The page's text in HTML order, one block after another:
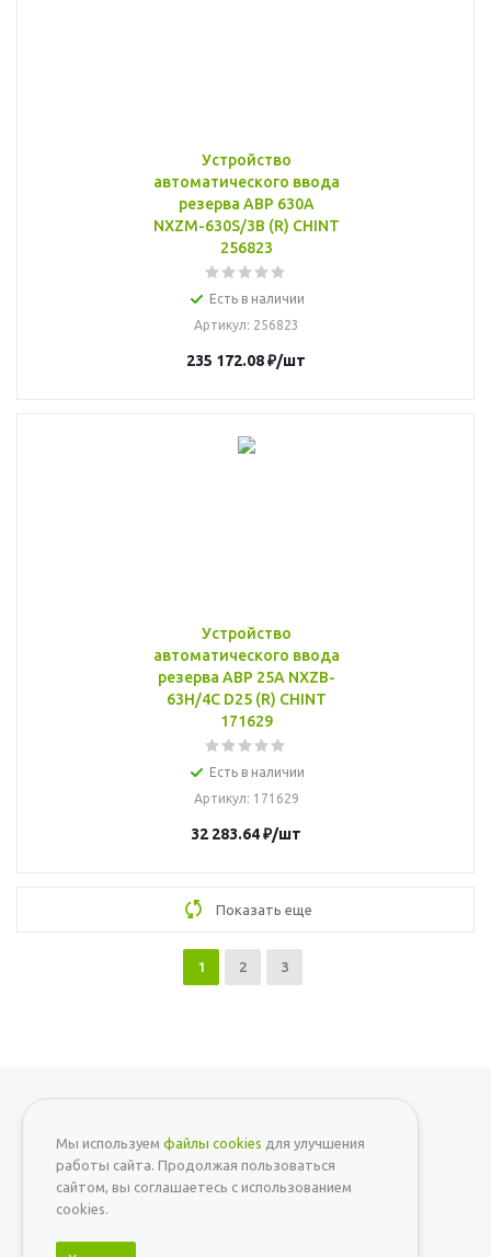
Устройство
автоматического ввода
резерва АВР 630А
NXZM-630S/3B (R) CHINT
256823
Есть в наличии
Артикул: 256823
235 172.08₽/шт
Устройство
автоматического ввода
резерва АВР 25А NXZB-
63H/4C D25 (R) CHINT
171629
Есть в наличии
Артикул: 171629
32 283.64₽/шт
Показать еще
1 2 3
+7 (812) 642-59-01
Мы используем файлы cookies для улучшения
работы сайта. Продолжая пользоваться
сайтом, вы соглашаетесь с использованием
cookies.